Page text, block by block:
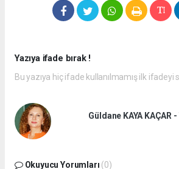
Yazıya ifade bırak !
Bu yazıya hiç ifade kullanılmamış ilk ifadeyi
Güldane KAYA KAÇAR -
Okuyucu Yorumları (0)